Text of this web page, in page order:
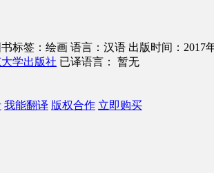
书标签：绘画 语言：汉语 出版时间：2017
学出版社 已译语言： 暂无
我能翻译 版权合作 立即购买